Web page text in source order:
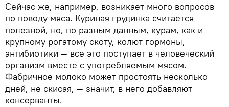
Сейчас же, например, возникает много вопросов
по поводу мяса. Куриная грудинка считается
полезной, но, по разным данным, курам, как и
крупному рогатому скоту, колют гормоны,
антибиотики — все это поступает в человеческий
организм вместе с употребляемым мясом.
Фабричное молоко может простоять несколько
дней, не скисая, — значит, в него добавляют
консерванты.